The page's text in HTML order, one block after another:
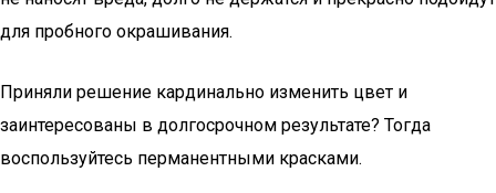
для пробного окрашивания.
Приняли решение кардинально изменить цвет и
заинтересованы в долгосрочном результате? Тогда
воспользуйтесь перманентными красками.